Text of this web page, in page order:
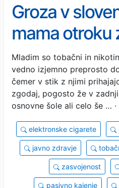
Groza v
mama otroku
spakirala
vrečke
Mladim so tobačni in
vedno izjemno preprosto
čemer v stik z njimi
zgodaj, pogosto že v
osnovne šole ali celo še …
elektronske cigarete
javno zdravje
zasvojenost
pasivno kajenje